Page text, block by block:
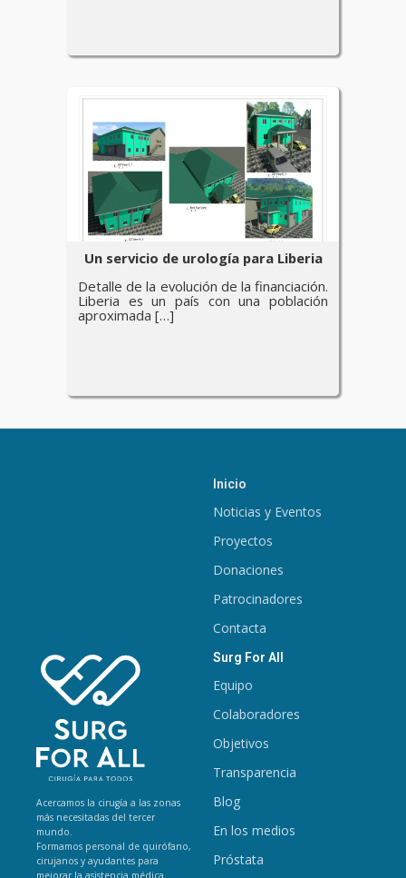
Un servicio de urología para Liberia
Detalle de la evolución de la financiación.
Liberia es un país con una población
aproximada […]
Acercamos la cirugía a las zonas
más necesitadas del tercer
mundo.
Formamos personal de quirófano,
cirujanos y ayudantes para
mejorar la asistencia médica.
Inicio
Noticias y Eventos
Proyectos
Donaciones
Patrocinadores
Contacta
Surg For All
Equipo
Colaboradores
Objetivos
Transparencia
Blog
En los medios
Próstata